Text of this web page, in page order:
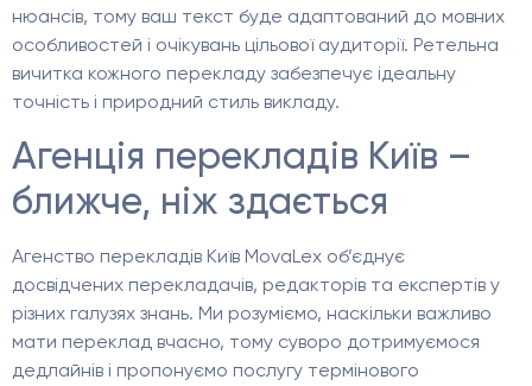
нюансів, тому ваш текст буде адаптований до мовних
особливостей і очікувань цільової аудиторії. Ретельна
вичитка кожного перекладу забезпечує ідеальну
точність і природний стиль викладу.
Агенція перекладів Київ –
ближче, ніж здається
Агенство перекладів Київ MovaLex об’єднує
досвідчених перекладачів, редакторів та експертів у
різних галузях знань. Ми розуміємо, наскільки важливо
мати переклад вчасно, тому суворо дотримуємося
дедлайнів і пропонуємо послугу термінового